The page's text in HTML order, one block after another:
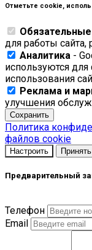
Отметьте cookie,
Обязательные
для работы сайта,
Аналитика -
используются для
использования
Реклама и
улучшения
Сохранить
Политика
файлов cookie
Настроить
Предварительный
Телефон
Email